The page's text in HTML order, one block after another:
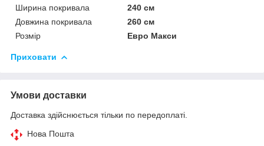
Ширина покривала
240 см
Довжина покривала
260 см
Розмір
Евро Макси
Приховати
Умови доставки
Доставка здійснюється тільки по передоплаті.
Нова Пошта